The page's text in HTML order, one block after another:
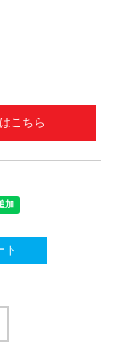
こちら
ト